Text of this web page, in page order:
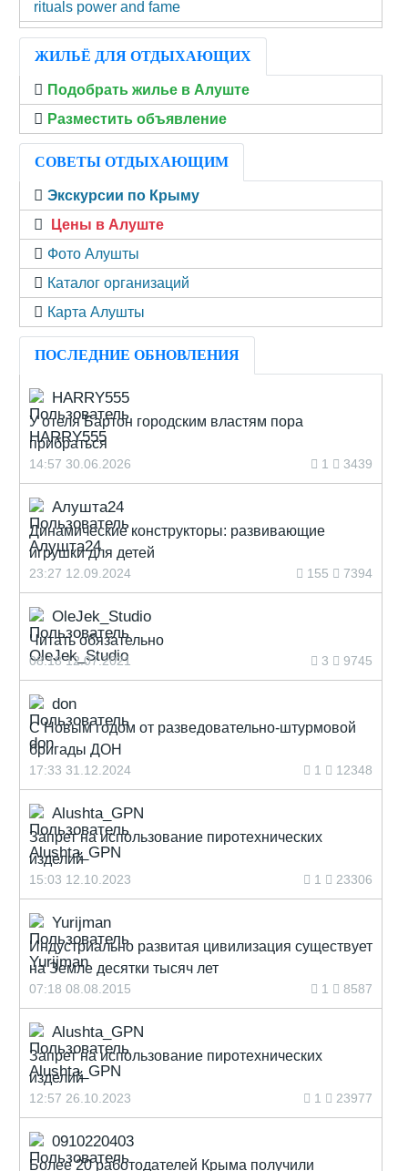
rituals power and fame
ЖИЛЬЁ ДЛЯ ОТДЫХАЮЩИХ
Подобрать жилье в Алуште
Разместить объявление
СОВЕТЫ ОТДЫХАЮЩИМ
Экскурсии по Крыму
Цены в Алуште
Фото Алушты
Каталог организаций
Карта Алушты
ПОСЛЕДНИЕ ОБНОВЛЕНИЯ
HARRY555
У отеля Бартон городским властям пора
прибраться
14:57 30.06.2026 1 3439
Алушта24
Динамические конструкторы: развивающие
игрушки для детей
23:27 12.09.2024 155 7394
OleJek_Studio
Читать обязательно
08:18 12.07.2021 3 9745
don
С Новым годом от разведовательно-штурмовой
бригады ДОН
17:33 31.12.2024 1 12348
Alushta_GPN
Запрет на использование пиротехнических
изделий
15:03 12.10.2023 1 23306
Yurijman
Индустриально развитая цивилизация существует
на Земле десятки тысяч лет
07:18 08.08.2015 1 8587
Alushta_GPN
Запрет на использование пиротехнических
изделий
12:57 26.10.2023 1 23977
0910220403
Более 20 работодателей Крыма получили